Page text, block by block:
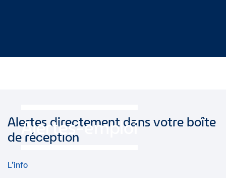
Alertes-emploi
Alertes directement dans votre boîte
de réception
L’info